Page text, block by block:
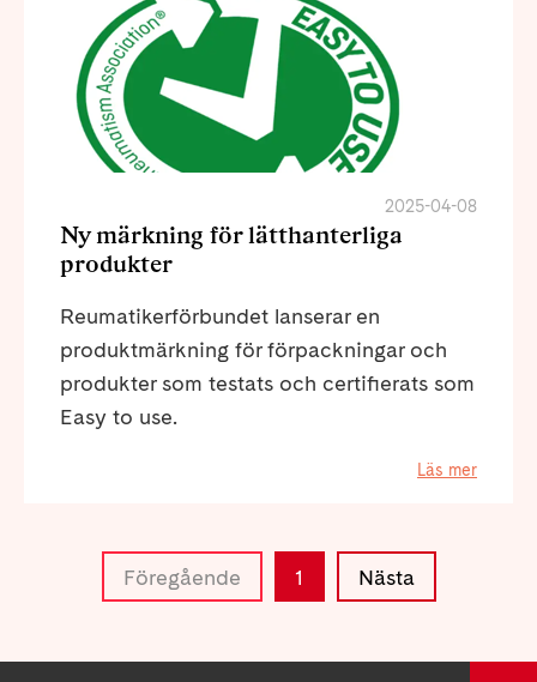
2025-04-08
Ny märkning för lätthanterliga
produkter
Reumatikerförbundet lanserar en
produktmärkning för förpackningar och
produkter som testats och certifierats som
Easy to use.
Läs mer
Föregående 1 Nästa